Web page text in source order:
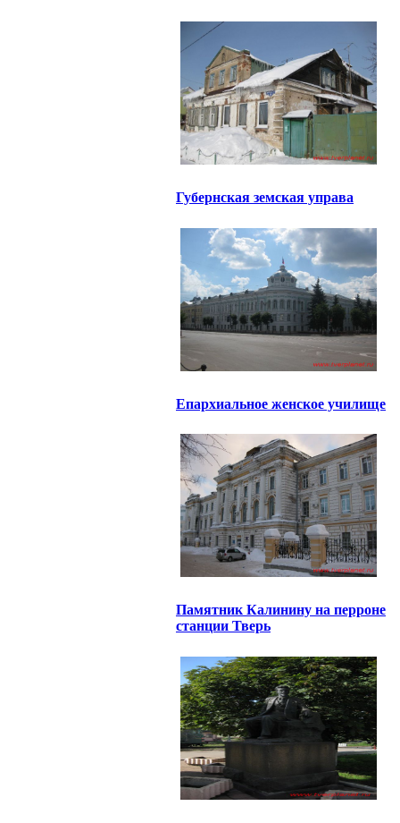
Губернская земская управа
Епархиальное женское училище
Памятник Калинину на перроне
станции Тверь